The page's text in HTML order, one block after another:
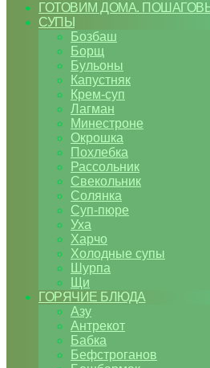
ГОТОВИМ ДОМА.
СУПЫ
Бозбаш
Борщ
Бульоны
Капустняк
Крем-суп
Лагман
Минестроне
Окрошка
Похлебка
Рассольник
Свекольник
Солянка
Суп-пюре
Уха
Харчо
Холодные супы
Шурпа
Щи
ГОРЯЧИЕ БЛЮДА
Азу
Антрекот
Бабка
Бефстроганов